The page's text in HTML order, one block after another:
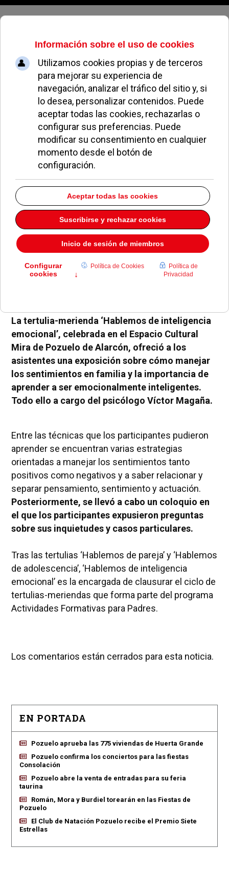
Viernes, 07 de agosto de 2026
La tertulia ‘Hablemos de
inteligencia emocional’ enseña
cómo manejar los sentimientos
MARÍA SANZ NOTICIAS DE POZUELO 22 NOVIEMBRE 2008
La tertulia-merienda ‘Hablemos de inteligencia
emocional’, celebrada en el Espacio Cultural
Mira de Pozuelo de Alarcón, ofreció a los
asistentes una exposición sobre cómo manejar
los sentimientos en familia y la importancia de
aprender a ser emocionalmente inteligentes.
Todo ello a cargo del psicólogo Víctor Magaña.
Entre las técnicas que los participantes pudieron
aprender se encuentran varias estrategias
orientadas a manejar los sentimientos tanto
positivos como negativos y a saber relacionar y
separar pensamiento, sentimiento y actuación.
Posteriormente, se llevó a cabo un coloquio en
el que los participantes expusieron preguntas
sobre sus inquietudes y casos particulares.
Tras las tertulias ‘Hablemos de pareja’ y ‘Hablemos
de adolescencia’, ‘Hablemos de inteligencia
emocional’ es la encargada de clausurar el ciclo de
tertulias-meriendas que forma parte del programa
Actividades Formativas para Padres.
Los comentarios están cerrados para esta noticia.
EN PORTADA
Pozuelo aprueba las 775 viviendas de Huerta Grande
Pozuelo confirma los conciertos para las fiestas
Consolación
Pozuelo abre la venta de entradas para su feria
taurina
Román, Mora y Burdiel torearán en las Fiestas de
Pozuelo
El Club de Natación Pozuelo recibe el Premio Siete
Estrellas